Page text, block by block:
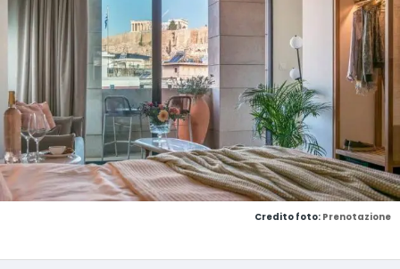
Credito foto: Prenotazione